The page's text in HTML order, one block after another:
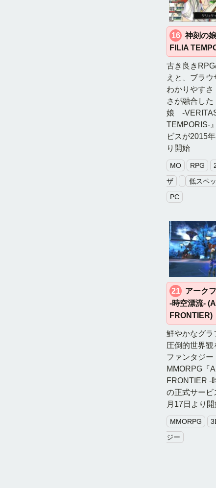
16
神刻の
FILIA
古き良き
えと、ブラ
わかりやすさ
さが融合した
娘 -
TEMPORIS-
ビスが2015
り開始
MO RPG
ザ
低スペ
PC
21
アーク
-時空漂流-
FRONTIER)
鮮やかなグラ
圧倒的世界
ファンタジー
MMORPG『
FRONTIER -
の正式サービ
月17日より
MMORPG
ジー